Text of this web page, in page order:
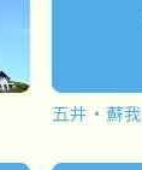
五井・蘇我